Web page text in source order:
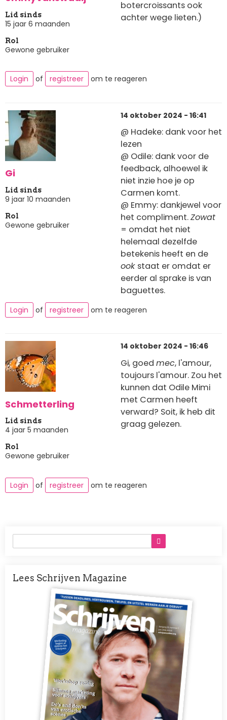
Lid sinds
15 jaar 6 maanden
Rol
Gewone gebruiker
botercroissants ook
achter wege lieten.)
Login of registreer om te reageren
Gi
Lid sinds
9 jaar 10 maanden
Rol
Gewone gebruiker
14 oktober 2024 - 16:41
@ Hadeke: dank voor het
lezen
@ Odile: dank voor de
feedback, alhoewel ik
niet inzie hoe je op
Carmen komt.
@ Emmy: dankjewel voor
het compliment.Zowat
= omdat het niet
helemaal dezelfde
betekenis heeft en de
ook staat er omdat er
eerder al sprake is van
baguettes.
Login of registreer om te reageren
Schmetterling
Lid sinds
4 jaar 5 maanden
Rol
Gewone gebruiker
14 oktober 2024 - 16:46
Gi, goed mec, l'amour,
toujours l'amour. Zou het
kunnen dat Odile Mimi
met Carmen heeft
verward? Soit, ik heb dit
graag gelezen.
Login of registreer om te reageren
Lees Schrijven Magazine
Afbeelding